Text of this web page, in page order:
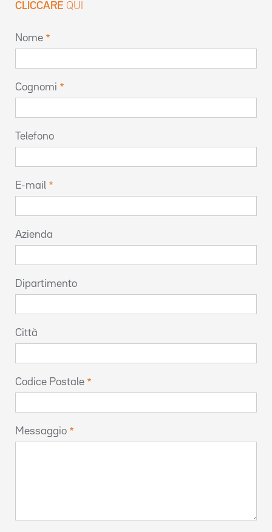
CLICCARE QUI
Nome
Cognomi
Telefono
E-mail
Azienda
Dipartimento
Città
Codice Postale
Messaggio